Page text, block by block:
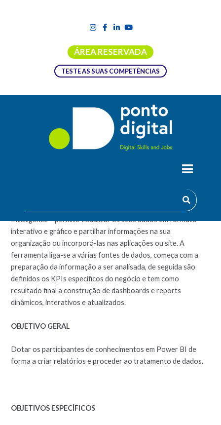
ÁREA RESERVADA
TESTE AS SUAS COMPETÊNCIAS
Intelligence – permite visualizar os seus dados em formato
interativo e gráfico e partilhar informações na sua
organização ou incorporá-las nas aplicações ou site. A
ferramenta liga-se a várias fontes de dados, começa com a
preparação da informação a ser analisada, de seguida são
definidos os KPIs específicos do negócio e tem como
resultado final a construção de dashboards e reports
dinâmicos, interativos e atualizados.
OBJETIVO GERAL
Dotar os participantes de conhecimentos em Power BI de
forma a criar relatórios e proceder ao tratamento de dados.
OBJETIVOS ESPECÍFICOS